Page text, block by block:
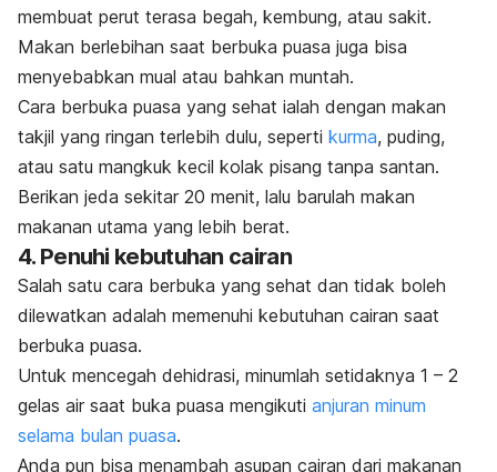
membuat perut terasa begah, kembung, atau sakit.
Makan berlebihan saat berbuka puasa juga bisa
menyebabkan mual atau bahkan muntah.
Cara berbuka puasa yang sehat ialah dengan makan
takjil yang ringan terlebih dulu, seperti kurma, puding,
atau satu mangkuk kecil kolak pisang tanpa santan.
Berikan jeda sekitar 20 menit, lalu barulah makan
makanan utama yang lebih berat.
4. Penuhi kebutuhan cairan
Salah satu cara berbuka yang sehat dan tidak boleh
dilewatkan adalah memenuhi kebutuhan cairan saat
berbuka puasa.
Untuk mencegah dehidrasi, minumlah setidaknya 1 – 2
gelas air saat buka puasa mengikuti anjuran minum
selama bulan puasa.
Anda pun bisa menambah asupan cairan dari makanan